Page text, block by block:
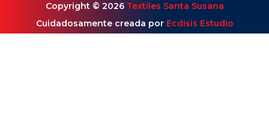
Copyright © 2026 Textiles Santa Susana
Cuidadosamente creada por Ecdisis Estudio